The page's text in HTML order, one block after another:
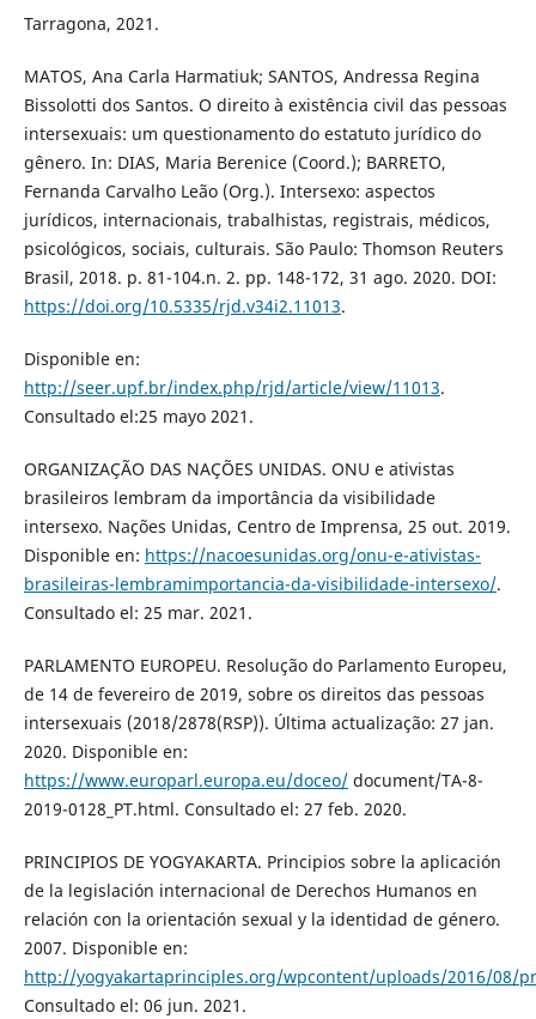
Tarragona, 2021.
MATOS, Ana Carla Harmatiuk; SANTOS, Andressa Regina
Bissolotti dos Santos. O direito à existência civil das pessoas
intersexuais: um questionamento do estatuto jurídico do
gênero. In: DIAS, Maria Berenice (Coord.); BARRETO,
Fernanda Carvalho Leão (Org.). Intersexo: aspectos
jurídicos, internacionais, trabalhistas, registrais, médicos,
psicológicos, sociais, culturais. São Paulo: Thomson Reuters
Brasil, 2018. p. 81-104.n. 2. pp. 148-172, 31 ago. 2020. DOI:
https://doi.org/10.5335/rjd.v34i2.11013.
Disponible en:
http://seer.upf.br/index.php/rjd/article/view/11013.
Consultado el:25 mayo 2021.
ORGANIZAÇÃO DAS NAÇÕES UNIDAS. ONU e ativistas
brasileiros lembram da importância da visibilidade
intersexo. Nações Unidas, Centro de Imprensa, 25 out. 2019.
Disponible en: https://nacoesunidas.org/onu-e-ativistas-
brasileiras-lembramimportancia-da-visibilidade-intersexo/.
Consultado el: 25 mar. 2021.
PARLAMENTO EUROPEU. Resolução do Parlamento Europeu,
de 14 de fevereiro de 2019, sobre os direitos das pessoas
intersexuais (2018/2878(RSP)). Última actualização: 27 jan.
2020. Disponible en:
https://www.europarl.europa.eu/doceo/document/TA-8-
2019-0128_PT.html. Consultado el: 27 feb. 2020.
PRINCIPIOS DE YOGYAKARTA. Principios sobre la aplicación
de la legislación internacional de Derechos Humanos en
relación con la orientación sexual y la identidad de género.
2007. Disponible en:
http://yogyakartaprinciples.org/wpcontent/uploads/2016/08/
Consultado el: 06 jun. 2021.